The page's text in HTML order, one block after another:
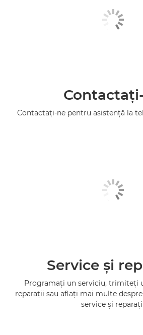
Contactaţi-ne pentru asistenţă la
Service şi
Programaţi un serviciu, trimiteţi
reparaţii sau aflaţi mai multe
service şi